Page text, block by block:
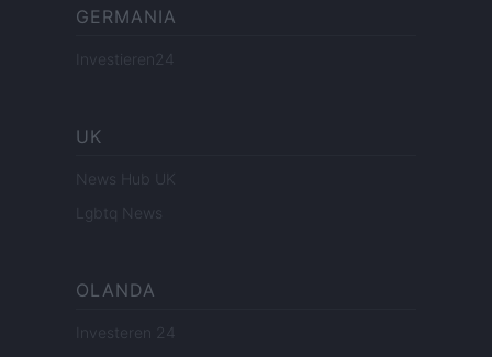
GERMANIA
Investieren24
UK
News Hub UK
Lgbtq News
OLANDA
Investeren 24